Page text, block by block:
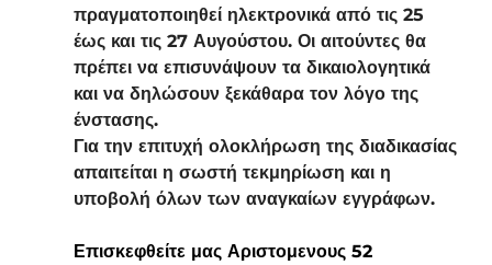
πραγματοποιηθεί ηλεκτρονικά από τις 25
έως και τις 27 Αυγούστου. Οι αιτούντες θα
πρέπει να επισυνάψουν τα δικαιολογητικά
και να δηλώσουν ξεκάθαρα τον λόγο της
ένστασης.
Για την επιτυχή ολοκλήρωση της διαδικασίας
απαιτείται η σωστή τεκμηρίωση και η
υποβολή όλων των αναγκαίων εγγράφων.
Επισκεφθείτε μας Αριστομενους 52